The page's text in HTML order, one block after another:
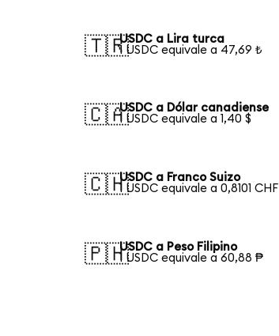
🇹🇷USDC a Lira turca
1 USDC equivale a 47,69 ₺
🇨🇦USDC a Dólar canadiense
1 USDC equivale a 1,40 $
🇨🇭USDC a Franco Suizo
1 USDC equivale a 0,8101 CHF
🇵🇭USDC a Peso Filipino
1 USDC equivale a 60,88 ₱